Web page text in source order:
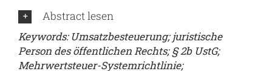
Abstract lesen
Keywords: Umsatzbesteuerung; juristische
Person des öffentlichen Rechts; § 2b UstG;
Mehrwertsteuer-Systemrichtlinie;